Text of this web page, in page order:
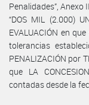
Penalidades”, Anexo
“DOS MIL (2.000)
EVALUACIÓN en
tolerancias
PENALIZACIÓN por
que LA
contadas desde la